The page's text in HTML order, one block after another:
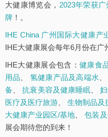
大健康博览会， 2023年荣获
牌 ！。
IHE China 广州国际大健康产
IHE大健康展会每年6月份在广
IHE大健康展会包含： 健康食
用品、 氢健康产品及高端水、
备、抗衰美容及健康睡眠、
医疗及医疗旅游、 生物制品及
大健康产业园区/基地、包装
展会期待您的到来！